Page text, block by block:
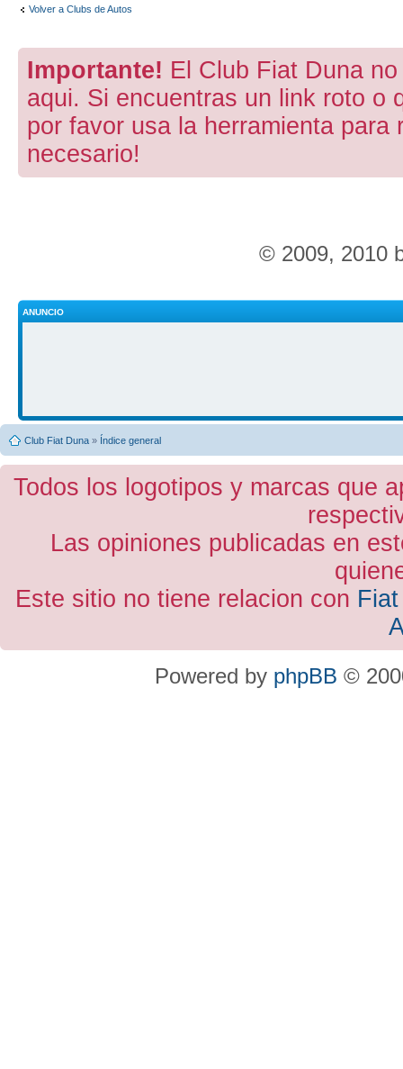
Volver a Clubs de Autos
Importante! El Club Fiat Duna
aqui. Si encuentras un link roto o
por favor usa la herramienta
necesario!
© 2009, 2010
ANUNCIO
Club Fiat Duna » Índice general
Todos los logotipos y marcas que
Las opiniones publicadas en
Este sitio no tiene relacion con
Powered by phpBB ©